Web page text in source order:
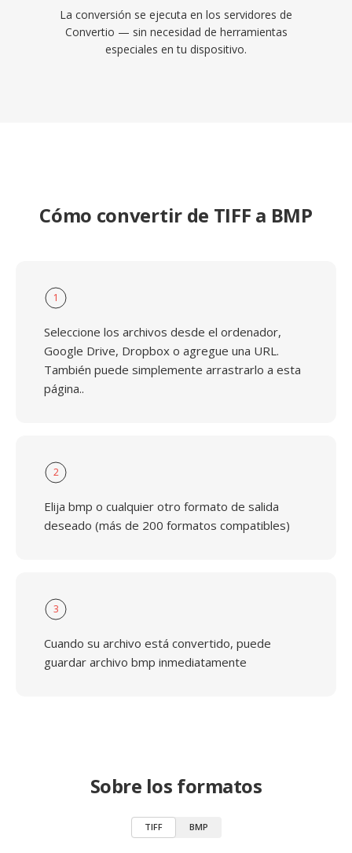
La conversión se ejecuta en los servidores de
Convertio — sin necesidad de herramientas
especiales en tu dispositivo.
Cómo convertir de TIFF a BMP
1
Seleccione los archivos desde el ordenador,
Google Drive, Dropbox o agregue una URL.
También puede simplemente arrastrarlo a esta
página..
2
Elija bmp o cualquier otro formato de salida
deseado (más de 200 formatos compatibles)
3
Cuando su archivo está convertido, puede
guardar archivo bmp inmediatamente
Sobre los formatos
TIFF BMP